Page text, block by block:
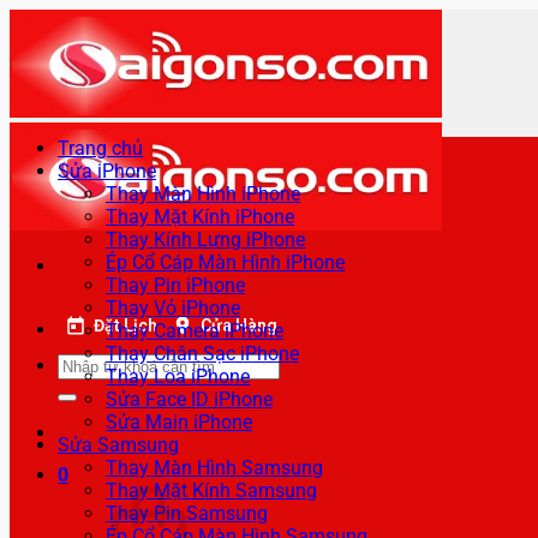
qua
nội
dung
Đặt Lịch Cửa Hàng
Tìm
kiếm:
0
Trang chủ
Sửa iPhone
Thay Màn Hình iPhone
Thay Mặt Kính iPhone
Thay Kính Lưng iPhone
Ép Cổ Cáp Màn Hình iPhone
Thay Pin iPhone
Thay Vỏ iPhone
Thay Camera iPhone
Thay Chân Sạc iPhone
Thay Loa iPhone
Sửa Face ID iPhone
Sửa Main iPhone
Sửa Samsung
Thay Màn Hình Samsung
Thay Mặt Kính Samsung
Thay Pin Samsung